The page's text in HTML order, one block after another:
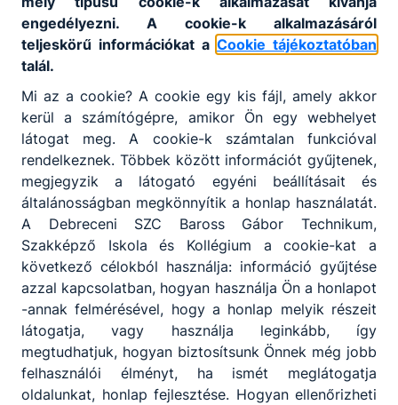
engedélyezni. A cookie-k alkalmazásáról
teljeskörű információkat a Cookie tájékoztatóban
talál.
Mi az a cookie? A cookie egy kis fájl, amely akkor
kerül a számítógépre, amikor Ön egy webhelyet
látogat meg. A cookie-k számtalan funkcióval
rendelkeznek. Többek között információt gyűjtenek,
megjegyzik a látogató egyéni beállításait és
általánosságban megkönnyítik a honlap használatát.
A Debreceni SZC Baross Gábor Technikum,
Szakképző Iskola és Kollégium a cookie-kat a
következő célokból használja: információ gyűjtése
azzal kapcsolatban, hogyan használja Ön a honlapot
-annak felmérésével, hogy a honlap melyik részeit
látogatja, vagy használja leginkább, így
megtudhatjuk, hogyan biztosítsunk Önnek még jobb
felhasználói élményt, ha ismét meglátogatja
oldalunkat, honlap fejlesztése. Hogyan ellenőrizheti